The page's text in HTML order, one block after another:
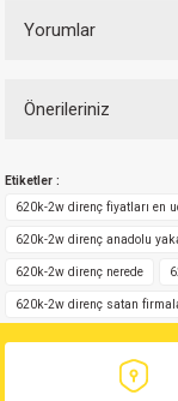
Yorumlar
Önerileriniz
yetersiz gördüğünüz
iletebilirsiniz.
Ürün
Ürün bilgilerinde
Ürün fiyatı diğer
Etiketler :
620k-2w direnç fiyatları en
620k-2w direnç anadolu
620k-2w direnç nerede
620k-2w direnç satan